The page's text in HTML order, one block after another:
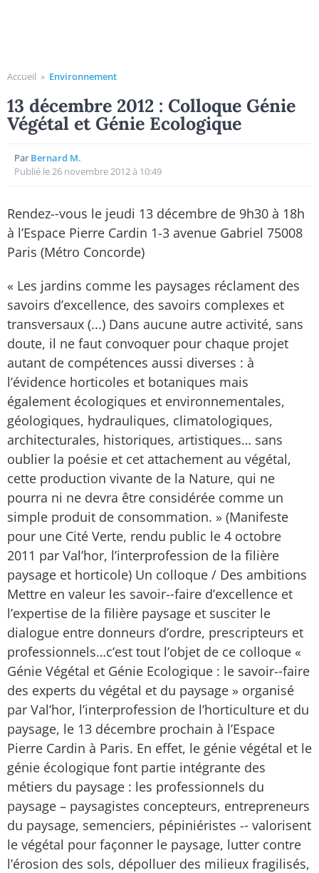
Accueil » Environnement
13 décembre 2012 : Colloque Génie
Végétal et Génie Ecologique
Par Bernard M.
Publié le 26 novembre 2012 à 10:49
Rendez-­‐vous le jeudi 13 décembre de 9h30 à 18h
à l’Espace Pierre Cardin 1-­3 avenue Gabriel 75008
Paris (Métro Concorde)
« Les jardins comme les paysages réclament des
savoirs d’excellence, des savoirs complexes et
transversaux (...) Dans aucune autre activité, sans
doute, il ne faut convoquer pour chaque projet
autant de compétences aussi diverses : à
l’évidence horticoles et botaniques mais
également écologiques et environnementales,
géologiques, hydrauliques, climatologiques,
architecturales, historiques, artistiques… sans
oublier la poésie et cet attachement au végétal,
cette production vivante de la Nature, qui ne
pourra ni ne devra être considérée comme un
simple produit de consommation. » (Manifeste
pour une Cité Verte, rendu public le 4 octobre
2011 par Val’hor, l’interprofession de la filière
paysage et horticole) Un colloque / Des ambitions
Mettre en valeur les savoir-­‐faire d’excellence et
l’expertise de la filière paysage et susciter le
dialogue entre donneurs d’ordre, prescripteurs et
professionnels…c’est tout l’objet de ce colloque «
Génie Végétal et Génie Ecologique : le savoir-­‐faire
des experts du végétal et du paysage » organisé
par Val’hor, l’interprofession de l’horticulture et du
paysage, le 13 décembre prochain à l’Espace
Pierre Cardin à Paris. En effet, le génie végétal et le
génie écologique font partie intégrante des
métiers du paysage : les professionnels du
paysage – paysagistes concepteurs, entrepreneurs
du paysage, semenciers, pépiniéristes -­‐ valorisent
le végétal pour façonner le paysage, lutter contre
l’érosion des sols, dépolluer des milieux fragilisés,